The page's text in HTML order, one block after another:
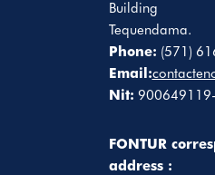
Building
Tequendama.
Phone: (571)
Email:
Nit:
FONTUR
address :